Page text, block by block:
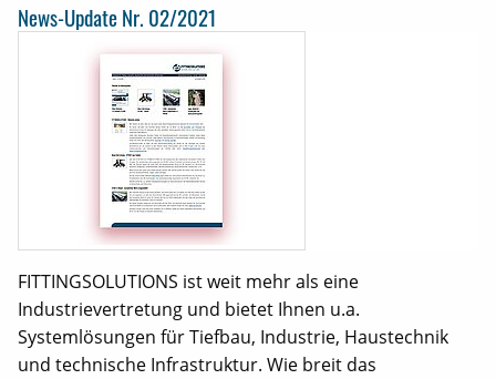
News-Update Nr. 02/2021
FITTINGSOLUTIONS ist weit mehr als eine
Industrievertretung und bietet Ihnen u.a.
Systemlösungen für Tiefbau, Industrie, Haustechnik
und technische Infrastruktur. Wie breit das